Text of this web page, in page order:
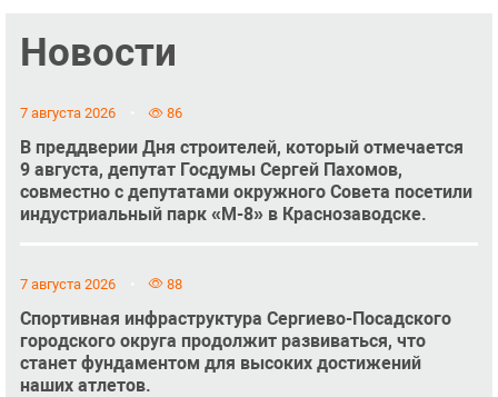
Новости
7 августа 2026 86
В преддверии Дня строителей, который отмечается
9 августа, депутат Госдумы Сергей Пахомов,
совместно с депутатами окружного Совета посетили
индустриальный парк «М-8» в Краснозаводске.
7 августа 2026 88
Спортивная инфраструктура Сергиево-Посадского
городского округа продолжит развиваться, что
станет фундаментом для высоких достижений
наших атлетов.